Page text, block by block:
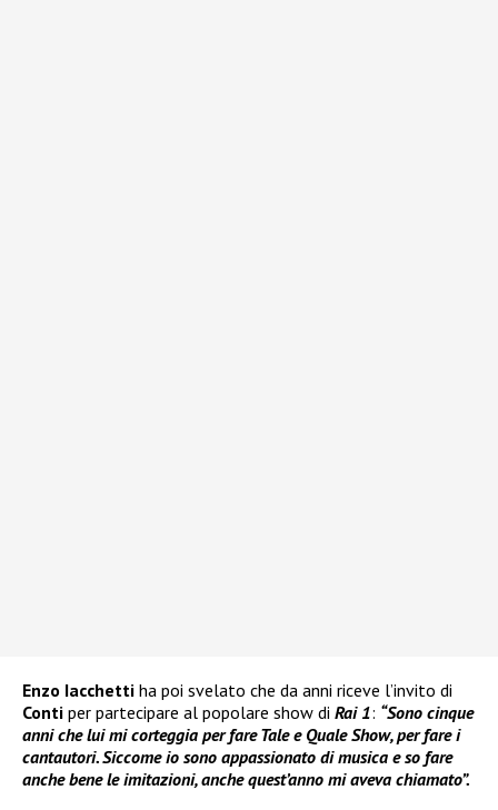
Enzo Iacchetti ha poi svelato che da anni riceve l’invito di
Conti per partecipare al popolare show di Rai 1: “Sono cinque
anni che lui mi corteggia per fare Tale e Quale Show, per fare i
cantautori. Siccome io sono appassionato di musica e so fare
anche bene le imitazioni, anche quest’anno mi aveva chiamato”.